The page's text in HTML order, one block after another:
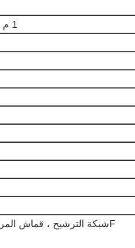
1 م ، 1.25 م ، 2.5 م ، 2.95 م أو حسب الطلب
Fشبكة الترشيح ، قماش